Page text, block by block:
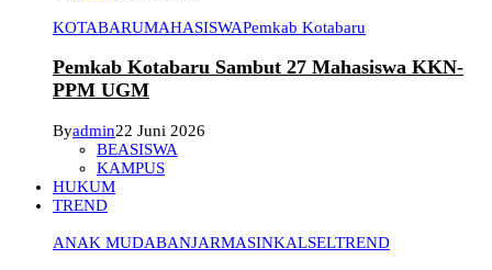
KOTABARUMAHASISWAPemkab Kotabaru
Pemkab Kotabaru Sambut 27 Mahasiswa KKN-
PPM UGM
Byadmin22 Juni 2026
BEASISWA
KAMPUS
HUKUM
TREND
ANAK MUDABANJARMASINKALSELTREND